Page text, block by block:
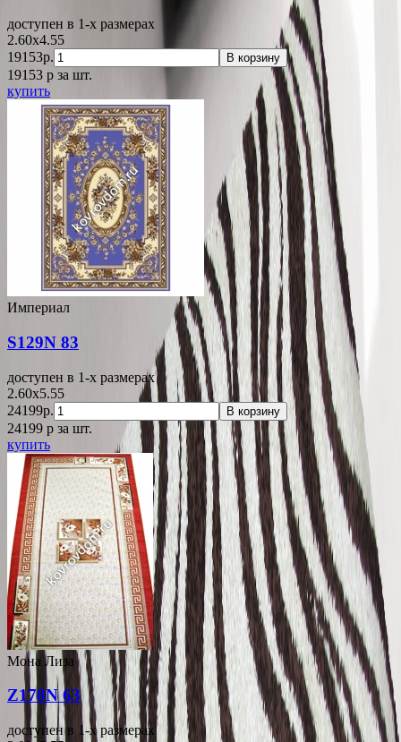
доступен в 1-x размерах
2.60x4.55
19153р.
В корзину
19153 p за шт.
купить
Империал
S129N 83
доступен в 1-x размерах
2.60x5.55
24199р.
В корзину
24199 p за шт.
купить
Мона Лиза
Z178N 63
доступен в 1-x размерах